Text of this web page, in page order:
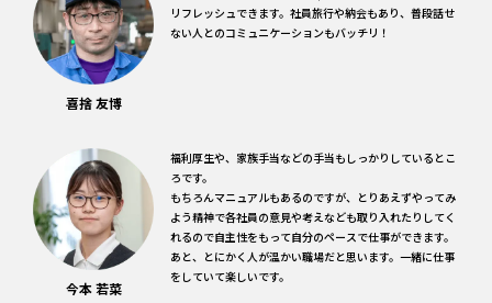
喜捨 友博
リフレッシュできます。社員旅行や納会もあり、普段話せ
ない人とのコミュニケーションもバッチリ！
今本 若菜
福利厚生や、家族手当などの手当もしっかりしているとこ
ろです。
もちろんマニュアルもあるのですが、とりあえずやってみ
よう精神で各社員の意見や考えなども取り入れたりしてく
れるので自主性をもって自分のペースで仕事ができます。
あと、とにかく人が温かい職場だと思います。一緒に仕事
をしていて楽しいです。